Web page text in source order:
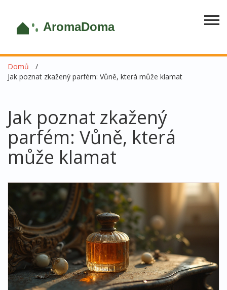
Domů
Jak poznat zkažený parfém: Vůně, která může klamat
Jak poznat zkažený
parfém: Vůně, která
může klamat